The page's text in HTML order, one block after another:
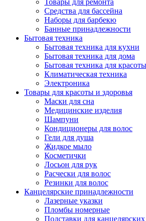
Товары для ремонта
Средства для бассейна
Наборы для барбекю
Банные принадлежности
Бытовая техника
Бытовая техника для кухни
Бытовая техника для дома
Бытовая техника для красоты
Климатическая техника
Электроника
Товары для красоты и здоровья
Маски для сна
Медицинские изделия
Шампуни
Кондиционеры для волос
Гели для душа
Жидкое мыло
Косметички
Лосьон для рук
Расчески для волос
Резинки для волос
Канцелярские принадлежности
Лазерные указки
Пломбы номерные
Подставки для